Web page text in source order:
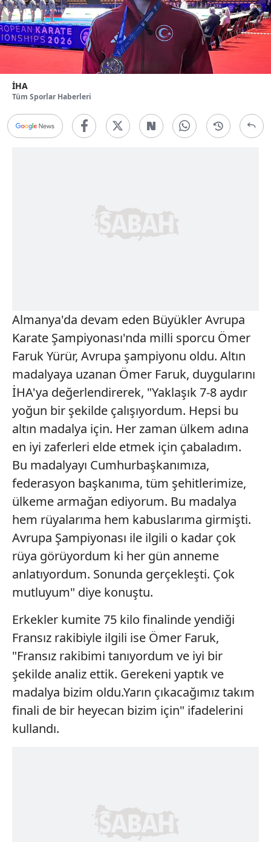
İHA
Tüm Sporlar Haberleri
Almanya'da devam eden Büyükler Avrupa
Karate Şampiyonası'nda milli sporcu Ömer
Faruk Yürür, Avrupa şampiyonu oldu. Altın
madalyaya uzanan Ömer Faruk, duygularını
İHA'ya değerlendirerek, "Yaklaşık 7-8 aydır
yoğun bir şekilde çalışıyordum. Hepsi bu
altın madalya için. Her zaman ülkem adına
en iyi zaferleri elde etmek için çabaladım.
Bu madalyayı Cumhurbaşkanımıza,
federasyon başkanıma, tüm şehitlerimize,
ülkeme armağan ediyorum. Bu madalya
hem rüyalarıma hem kabuslarıma girmişti.
Avrupa Şampiyonası ile ilgili o kadar çok
rüya görüyordum ki her gün anneme
anlatıyordum. Sonunda gerçekleşti. Çok
mutluyum" diye konuştu.
Erkekler kumite 75 kilo finalinde yendiği
Fransız rakibiyle ilgili ise Ömer Faruk,
"Fransız rakibimi tanıyordum ve iyi bir
şekilde analiz ettik. Gerekeni yaptık ve
madalya bizim oldu.Yarın çıkacağımız takım
finali de bir heyecan bizim için" ifadelerini
kullandı.